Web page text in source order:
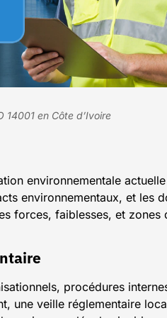
en Côte d’Ivoire
environnementale actuelle
environnementaux, et les
forces, faiblesses, et zones
procédures
une veille réglementaire